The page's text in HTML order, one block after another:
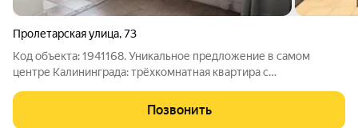
Пролетарская улица,73
Код объекта: 1941168. Уникальное предложение в самом
центре Калининграда: трёхкомнатная квартира с
районе! Продаётся трёхкомнатная квартира площадью 55,9 кв.
м на Пролетарской улице, 73. Квартира
Позвонить